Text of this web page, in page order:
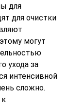
для
для очистки
могут
ухода за
интенсивной
сложно.
к